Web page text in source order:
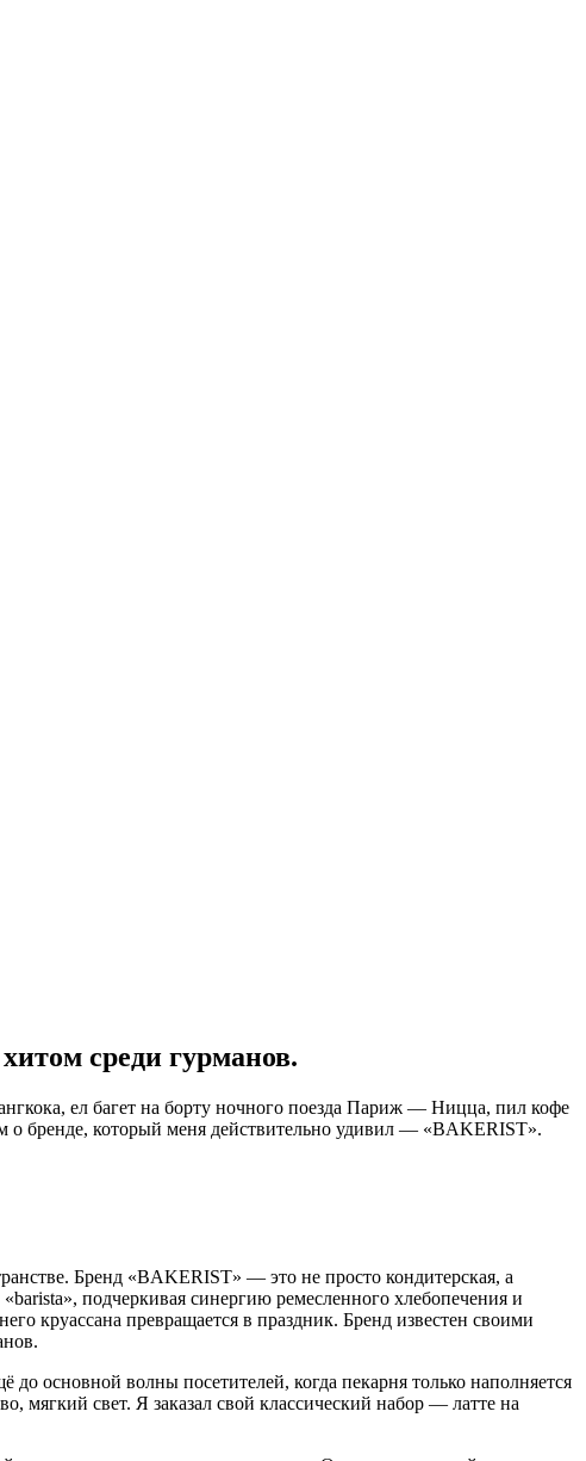
среди гурманов.
ел багет на борту ночного поезда Париж — Ницца, пил кофе
о бренде, который меня действительно удивил — «BAKERIST».
Бренд «BAKERIST» — это не просто кондитерская, а
подчеркивая синергию ремесленного хлебопечения и
круассана превращается в праздник. Бренд известен своими
основной волны посетителей, когда пекарня только наполняется
свет. Я заказал свой классический набор — латте на